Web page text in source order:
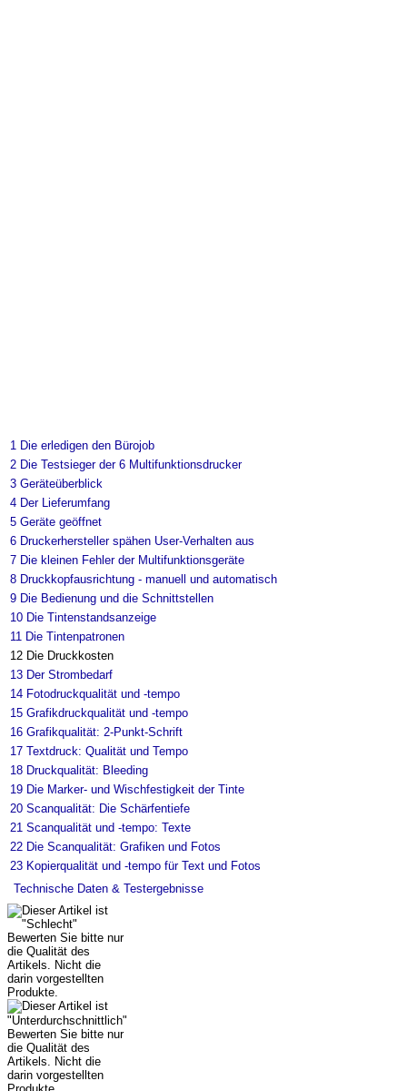
1 Die erledigen den Bürojob
2 Die Testsieger der 6 Multifunktionsdrucker
3 Geräteüberblick
4 Der Lieferumfang
5 Geräte geöffnet
6 Druckerhersteller spähen User-Verhalten aus
7 Die kleinen Fehler der Multifunktionsgeräte
8 Druckkopfausrichtung - manuell und automatisch
9 Die Bedienung und die Schnittstellen
10 Die Tintenstandsanzeige
11 Die Tintenpatronen
12 Die Druckkosten
13 Der Strombedarf
14 Fotodruckqualität und -tempo
15 Grafikdruckqualität und -tempo
16 Grafikqualität: 2-Punkt-Schrift
17 Textdruck: Qualität und Tempo
18 Druckqualität: Bleeding
19 Die Marker- und Wischfestigkeit der Tinte
20 Scanqualität: Die Schärfentiefe
21 Scanqualität und -tempo: Texte
22 Die Scanqualität: Grafiken und Fotos
23 Kopierqualität und -tempo für Text und Fotos
Technische Daten & Testergebnisse